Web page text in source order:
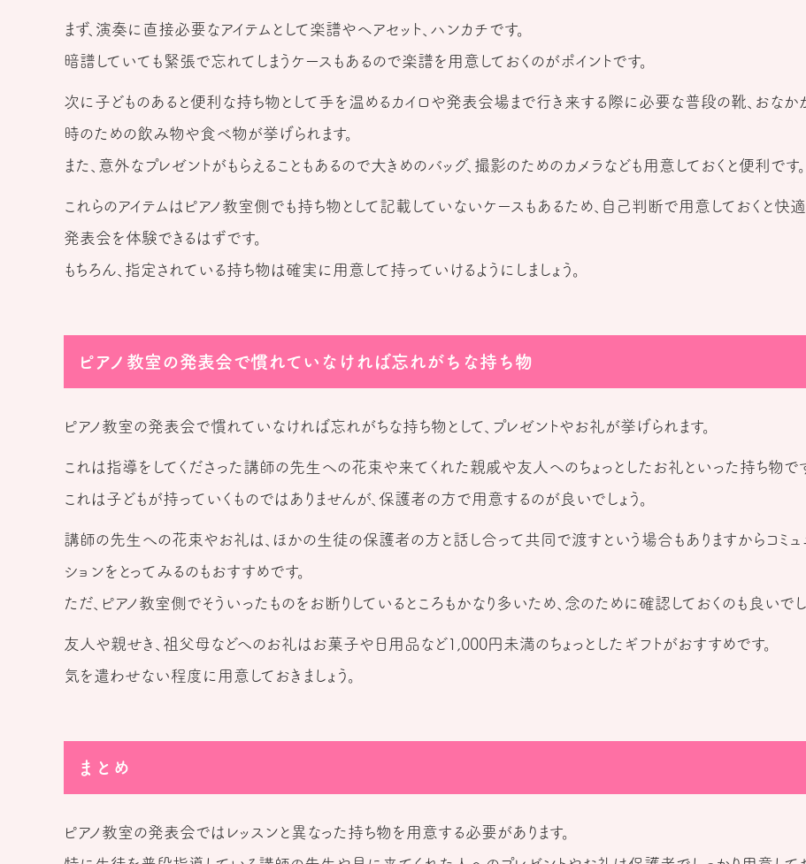
まず、演奏に直接必要なアイテムとして楽譜やヘアセット、ハンカチです。
暗譜していても緊張で忘れてしまうケースもあるので楽譜を用意しておくのがポイントです。
次に子どものあると便利な持ち物として手を温めるカイロや発表会場まで行き来する際に必要な普段の靴、おなか
時のための飲み物や食べ物が挙げられます。
また、意外なプレゼントがもらえることもあるので大きめのバッグ、撮影のためのカメラなども用意しておくと便利です。
これらのアイテムはピアノ教室側でも持ち物として記載していないケースもあるため、自己判断で用意しておくと快適
発表会を体験できるはずです。
もちろん、指定されている持ち物は確実に用意して持っていけるようにしましょう。
ピアノ教室の発表会で慣れていなければ忘れがちな持ち物
ピアノ教室の発表会で慣れていなければ忘れがちな持ち物として、プレゼントやお礼が挙げられます。
これは指導をしてくださった講師の先生への花束や来てくれた親戚や友人へのちょっとしたお礼といった持ち物です
これは子どもが持っていくものではありませんが、保護者の方で用意するのが良いでしょう。
講師の先生への花束やお礼は、ほかの生徒の保護者の方と話し合って共同で渡すという場合もありますからコミュ
ションをとってみるのもおすすめです。
ただ、ピアノ教室側でそういったものをお断りしているところもかなり多いため、念のために確認しておくのも良いでし
友人や親せき、祖父母などへのお礼はお菓子や日用品など1,000円未満のちょっとしたギフトがおすすめです。
気を遣わせない程度に用意しておきましょう。
まとめ
ピアノ教室の発表会ではレッスンと異なった持ち物を用意する必要があります。